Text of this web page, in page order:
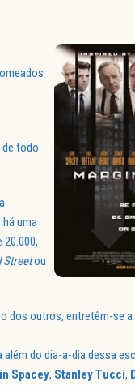
de todo
uma
Streetou
dos outros, entretêm-se
além do dia-a-dia dessa
Spacey, StanleyTucci,